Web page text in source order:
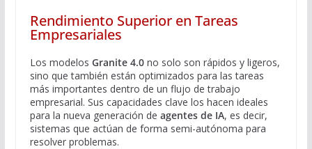
Rendimiento Superior en Tareas
Empresariales
Los modelos Granite 4.0no solo son rápidos y ligeros,
sino que también están optimizados para las tareas
más importantes dentro de un flujo de trabajo
empresarial. Sus capacidades clave los hacen ideales
para la nueva generación de agentes de IA, es decir,
sistemas que actúan de forma semi-autónoma para
resolver problemas.